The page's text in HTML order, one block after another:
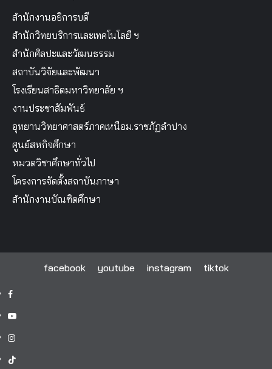
สำนักงานอธิการบดี
สำนักวิทยบริการและเทคโนโลยี ฯ
สำนักศิลปะและวัฒนธรรม
สถาบันวิจัยและพัฒนา
โรงเรียนสาธิตมหาวิทยาลัย ฯ
งานประชาสัมพันธ์
อุทยานวิทยาศาสตร์ภาคเหนือม.ราชภัฏลำปาง
ศูนย์สหกิจศึกษา
หมวดวิชาศึกษาทั่วไป
โครงการจัดตั้งสถาบันภาษา
สำนักงานบัณฑิตศึกษา
facebook youtube instagram tiktok
facebook
youtube
instagram
tiktok